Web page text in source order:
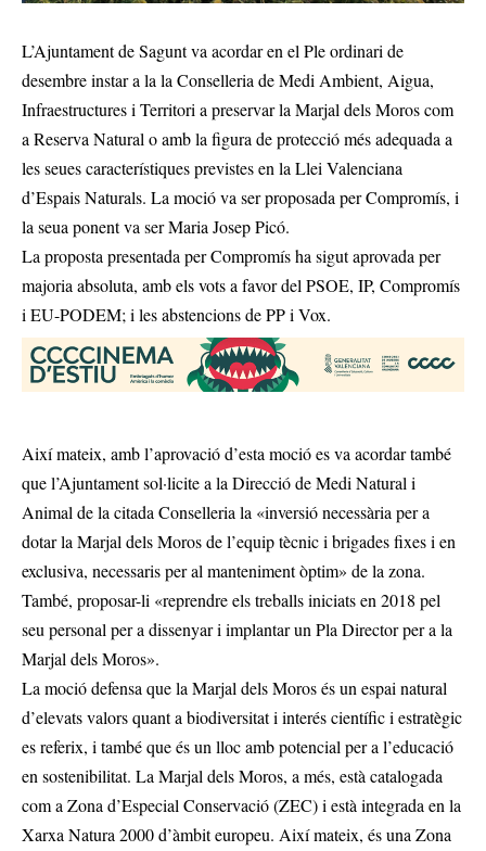
L’Ajuntament de Sagunt va acordar en el Ple ordinari de
desembre instar a la la Conselleria de Medi Ambient, Aigua,
Infraestructures i Territori a preservar la Marjal dels Moros com
a Reserva Natural o amb la figura de protecció més adequada a
les seues característiques previstes en la Llei Valenciana
d’Espais Naturals. La moció va ser proposada per Compromís, i
la seua ponent va ser Maria Josep Picó.
La proposta presentada per Compromís ha sigut aprovada per
majoria absoluta, amb els vots a favor del PSOE, IP, Compromís
i EU-PODEM; i les abstencions de PP i Vox.
Així mateix, amb l’aprovació d’esta moció es va acordar també
que l’Ajuntament sol·licite a la Direcció de Medi Natural i
Animal de la citada Conselleria la «inversió necessària per a
dotar la Marjal dels Moros de l’equip tècnic i brigades fixes i en
exclusiva, necessaris per al manteniment òptim» de la zona.
També, proposar-li «reprendre els treballs iniciats en 2018 pel
seu personal per a dissenyar i implantar un Pla Director per a la
Marjal dels Moros».
La moció defensa que la Marjal dels Moros és un espai natural
d’elevats valors quant a biodiversitat i interés científic i estratègic
es referix, i també que és un lloc amb potencial per a l’educació
en sostenibilitat. La Marjal dels Moros, a més, està catalogada
com a Zona d’Especial Conservació (ZEC) i està integrada en la
Xarxa Natura 2000 d’àmbit europeu. Així mateix, és una Zona